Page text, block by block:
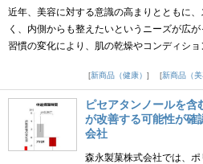
近年、美容に対する意識の高まりとともに
く、内側からも整えたいというニーズが広
習慣の変化により、肌の乾燥やコンディシ
新商品（健康）
新商品（美
ピセアタンノールを含
が改善する可能性が確
会社
森永製菓株式会社では、